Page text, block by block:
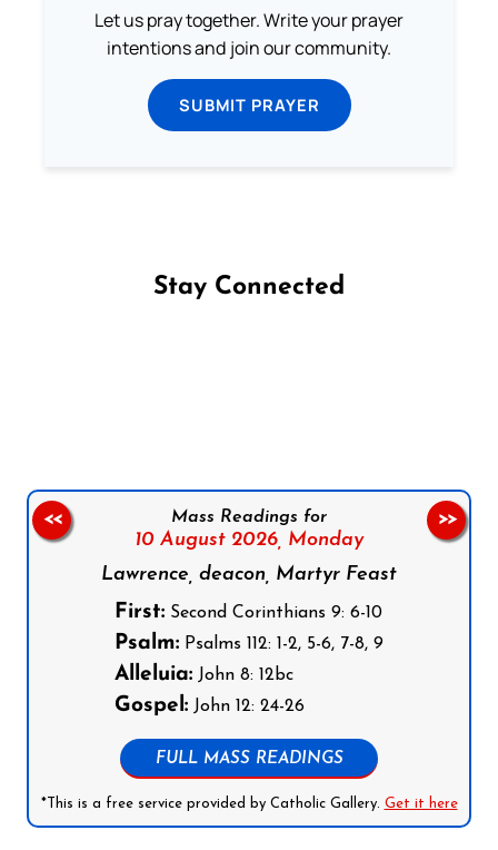
Let us pray together. Write your prayer
intentions and join our community.
SUBMIT PRAYER
Stay Connected
Mass Readings for
10 August 2026, Monday
Lawrence, deacon, Martyr Feast
First: Second Corinthians 9: 6-10
Psalm: Psalms 112: 1-2, 5-6, 7-8, 9
Alleluia: John 8: 12bc
Gospel: John 12: 24-26
FULL MASS READINGS
*This is a free service provided by Catholic Gallery. Get it here
<< >>